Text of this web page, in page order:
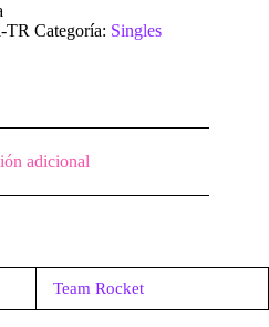
TR Categoría: Singles
adicional
Team Rocket